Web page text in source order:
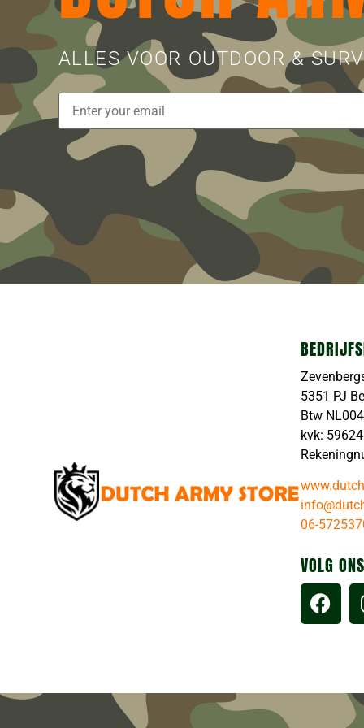
Externe onderdelen
Geweertassen & Guns Cases
Handschoenen
Holsters
Magazijnen
Plunjezakken
Rugzakken
Sleutelhangers & Keycords
Survival & Camping
Batterijen
Externe onderdelen
Gereedschappen
Verlichting
ALLES VOOR OUTDOOR &
5351 PJ
Btw
kvk:
06-
VOLG